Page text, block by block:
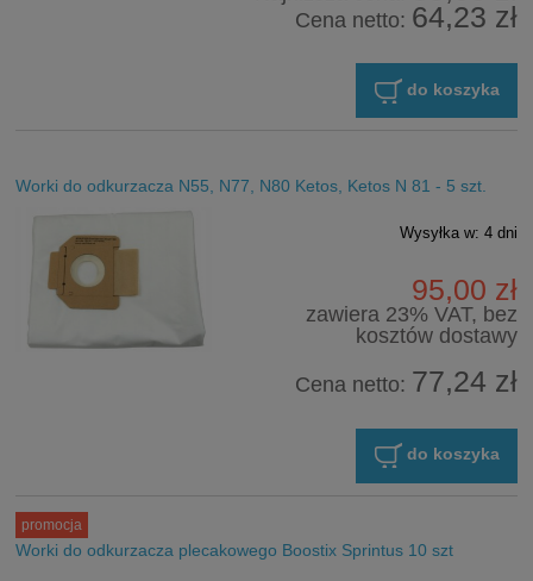
Cena netto: 64,23 zł
do koszyka
Worki do odkurzacza N55, N77, N80 Ketos, Ketos N 81 - 5 szt.
Wysyłka w: 4 dni
95,00 zł
zawiera 23% VAT, bez
kosztów dostawy
Cena netto: 77,24 zł
do koszyka
Worki do odkurzacza plecakowego Boostix Sprintus 10 szt
promocja